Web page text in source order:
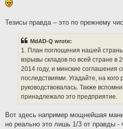
Тезисы правда – это по прежнему
MdAD-Q wrote:
1. План поглощения нашей
взрывы складов по всей стране в
2014 году, и минские соглашения
последствиями. Угадайте, на
руководствовалась. Также
принадлежало это предприятие.
Вот здесь например мощнейшая
но реально это лишь 1/3 от правды -